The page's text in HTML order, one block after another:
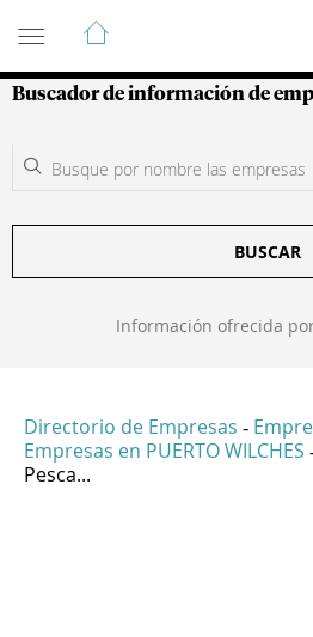
Guía de Empresas
Buscador de información de
BUSCAR
Información ofrecida
Directorio de Empresas -
Empresas en PUERTO WILCHES
Pesca...